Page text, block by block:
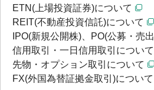
ETN(上場投資証券)について
REIT(不動産投資信託)について
IPO(新規公開株)、PO(公募・売
信用取引・一日信用取引について
先物・オプション取引について
FX(外国為替証拠金取引)について